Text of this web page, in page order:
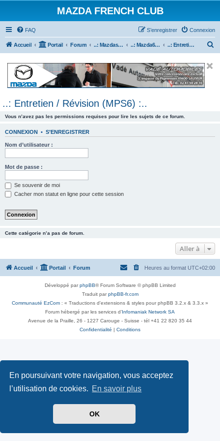
En poursuivant votre navigation, vous acceptez
l’utilisation de cookies. En savoir plus
OK
MAZDA FRENCH CLUB
FAQ Connexion
S’enregistrer
Accueil Portail Forum ..: Mazdaspeed & MPS :.. ..: Mazda6 MPS & Mazdaspeed 6 :.. ..: Entretien / Révision (MPS6) :..
e
..: Entretien / Révision (MPS6) :..
Vous n’avez pas les permissions requises pour lire les sujets de ce forum.
CONNEXION • S’ENREGISTRER
Nom d’utilisateur :
Mot de passe :
Se souvenir de moi
Cacher mon statut en ligne pour cette session
Cette catégorie n’a pas de forum.
Aller à
Accueil Portail Forum Heures au format UTC+02:00
Développé parphpBB® Forum Software © phpBB Limited
Traduit parphpBB-fr.com
Communauté EzCom : « Traductions d'extensions & styles pour phpBB 3.2.x & 3.3.x »
Forum hébergé par les services d’ Infomaniak Network SA
Avenue de la Praille, 26 - 1227 Carouge - Suisse - tél +41 22 820 35 44
Confidentialité
Conditions